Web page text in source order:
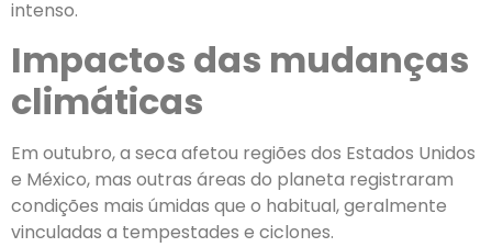
intenso.
Impactos das mudanças
climáticas
Em outubro, a seca afetou regiões dos Estados Unidos
e México, mas outras áreas do planeta registraram
condições mais úmidas que o habitual, geralmente
vinculadas a tempestades e ciclones.